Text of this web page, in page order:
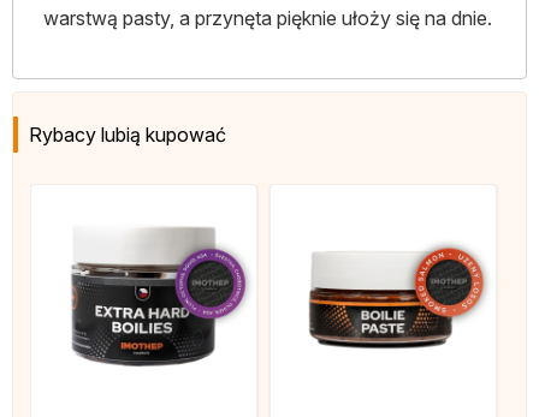
warstwą pasty, a przynęta pięknie ułoży się na dnie.
Rybacy lubią kupować